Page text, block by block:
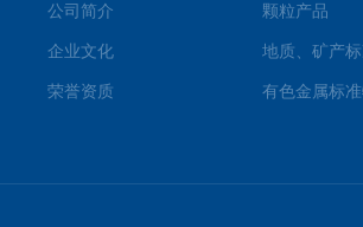
公司简介
企业文化
荣誉资质
颗粒产品